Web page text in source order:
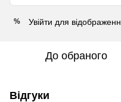
% Увійти для
До обраного
Відгуки